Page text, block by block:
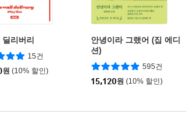
리버리
15건
원 (10% 할인)
안녕이라 그랬어 (집 에디
션)
595건
15,120원 (10% 할인)